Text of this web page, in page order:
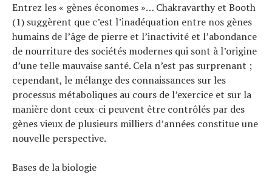
Entrez les « gènes économes »… Chakravarthy et Booth
(1) suggèrent que c’est l’inadéquation entre nos gènes
humains de l’âge de pierre et l’inactivité et l’abondance
de nourriture des sociétés modernes qui sont à l’origine
d’une telle mauvaise santé. Cela n’est pas surprenant ;
cependant, le mélange des connaissances sur les
processus métaboliques au cours de l’exercice et sur la
manière dont ceux-ci peuvent être contrôlés par des
gènes vieux de plusieurs milliers d’années constitue une
nouvelle perspective.
Bases de la biologie